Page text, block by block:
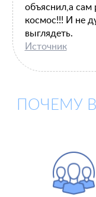
объяснил,а сам
космос!!! И не
выглядеть.
Источник
ПОЧЕМУ